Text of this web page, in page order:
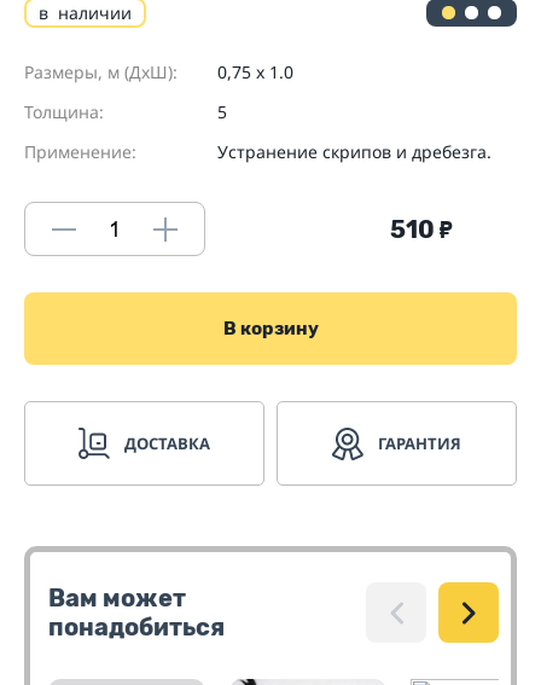
в наличии
Размеры, м (ДхШ):
0,75 х 1.0
Толщина:
5
Применение:
Устранение скрипов и дребезга.
510 ₽
В корзину
ДОСТАВКА ГАРАНТИЯ
Вам может
понадобиться